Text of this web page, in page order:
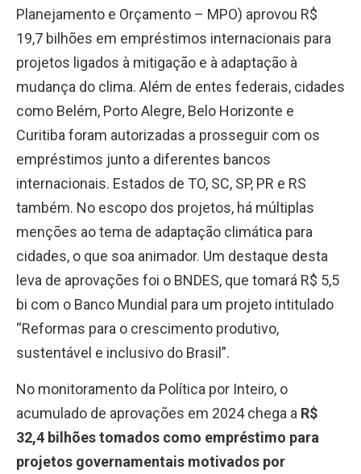
Planejamento e Orçamento – MPO) aprovou R$
19,7 bilhões em empréstimos internacionais para
projetos ligados à mitigação e à adaptação à
mudança do clima. Além de entes federais, cidades
como Belém, Porto Alegre, Belo Horizonte e
Curitiba foram autorizadas a prosseguir com os
empréstimos junto a diferentes bancos
internacionais. Estados de TO, SC, SP, PR e RS
também. No escopo dos projetos, há múltiplas
menções ao tema de adaptação climática para
cidades, o que soa animador. Um destaque desta
leva de aprovações foi o BNDES, que tomará R$ 5,5
bi com o Banco Mundial para um projeto intitulado
“Reformas para o crescimento produtivo,
sustentável e inclusivo do Brasil”.
No monitoramento da Política por Inteiro, o
acumulado de aprovações em 2024 chega a R$
32,4 bilhões tomados como empréstimo para
projetos governamentais motivados por